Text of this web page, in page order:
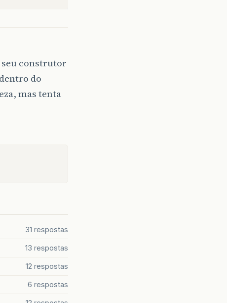
)
{
seu construtor
do
mas tenta
31 respostas
13 respostas
12 respostas
6 respostas